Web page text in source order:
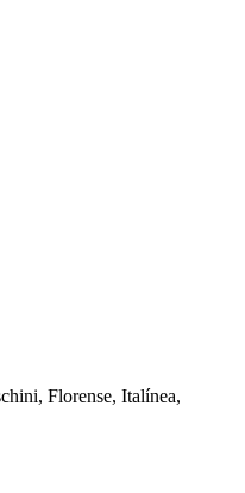
Florense, Italínea,